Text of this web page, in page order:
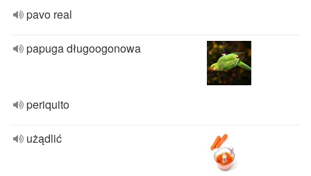
pavo real
papuga długoogonowa
periquito
użądlić